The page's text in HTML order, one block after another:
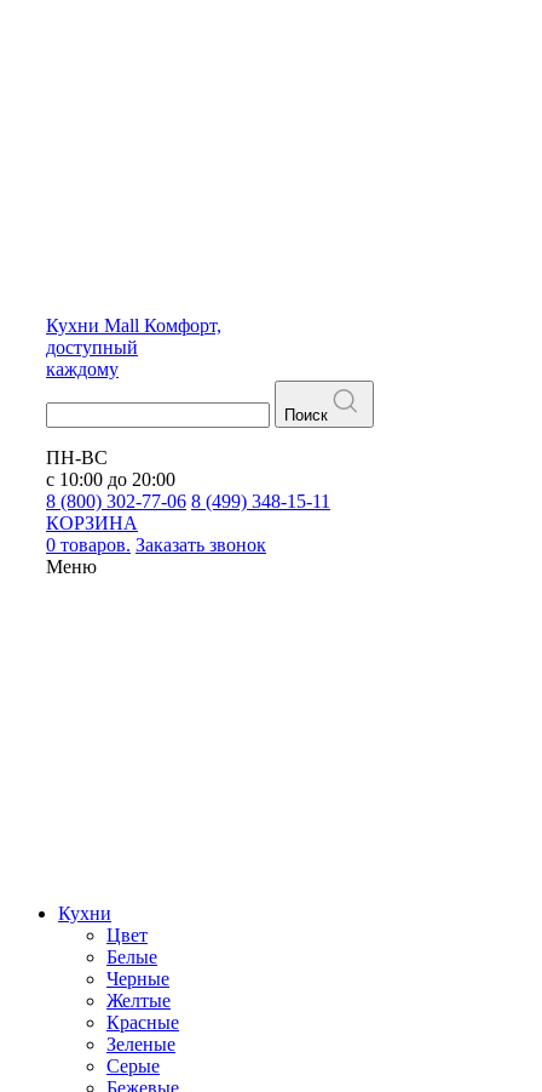
Кухни Mall Комфорт,
доступный
каждому
Поиск
ПН-ВС
с 10:00 до 20:00
8 (800) 302-77-06 8 (499) 348-15-11
КОРЗИНА
0 товаров. Заказать звонок
Меню
Кухни
Цвет
Белые
Черные
Желтые
Красные
Зеленые
Серые
Бежевые